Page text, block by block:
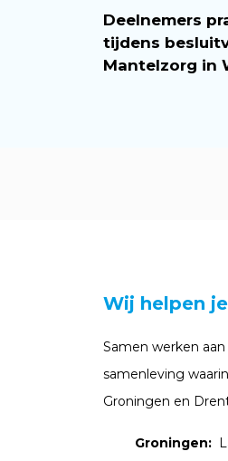
Deelnemers
tijdens
Mantelzorg in
Wij helpen
Samen werken
samenleving
Groningen en
Groningen: